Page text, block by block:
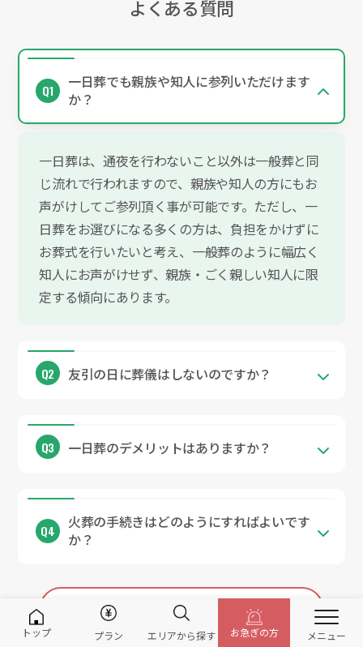
トップ お急ぎの方
よくある質問
一日葬でも親族や知人に参列いただけます
か？
一日葬は、通夜を行わないこと以外は一般葬と同
じ流れで行われますので、親族や知人の方にもお
声がけしてご参列頂く事が可能です。ただし、一
日葬をお選びになる多くの方は、負担をかけずに
お葬式を行いたいと考え、一般葬のように幅広く
知人にお声がけせず、親族・ごく親しい知人に限
定する傾向にあります。
友引の日に葬儀はしないのですか？
一日葬のデメリットはありますか？
火葬の手続きはどのようにすればよいです
か？
よくある質問